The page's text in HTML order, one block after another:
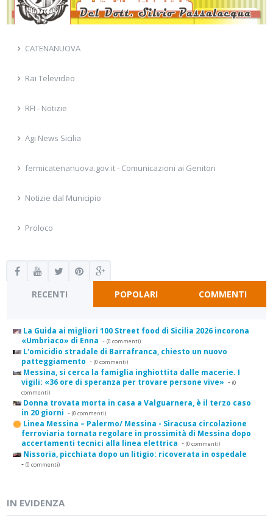
CATENANUOVA
Rai Televideo
RFI - Notizie
Agi News Sicilia
fermicatenanuova.gov.it - Comunicazioni ai Genitori
Notizie dal Municipio
Proloco
RECENTI POPOLARI COMMENTI
La Guida ai migliori 100 Street food di Sicilia 2026 incorona
«Umbriaco» di Enna - (0 commenti)
L'omicidio stradale di Barrafranca, chiesto un nuovo
patteggiamento - (0 commenti)
Messina, si cerca la famiglia inghiottita dalle macerie. I
vigili: «36 ore di speranza per trovare persone vive» - (0
commenti)
Donna trovata morta in casa a Valguarnera, è il terzo caso
in 20 giorni - (0 commenti)
Linea Messina – Palermo/ Messina - Siracusa circolazione
ferroviaria tornata regolare in prossimità di Messina dopo
accertamenti tecnici alla linea elettrica - (0 commenti)
Nissoria, picchiata dopo un litigio: ricoverata in ospedale
- (0 commenti)
IN EVIDENZA